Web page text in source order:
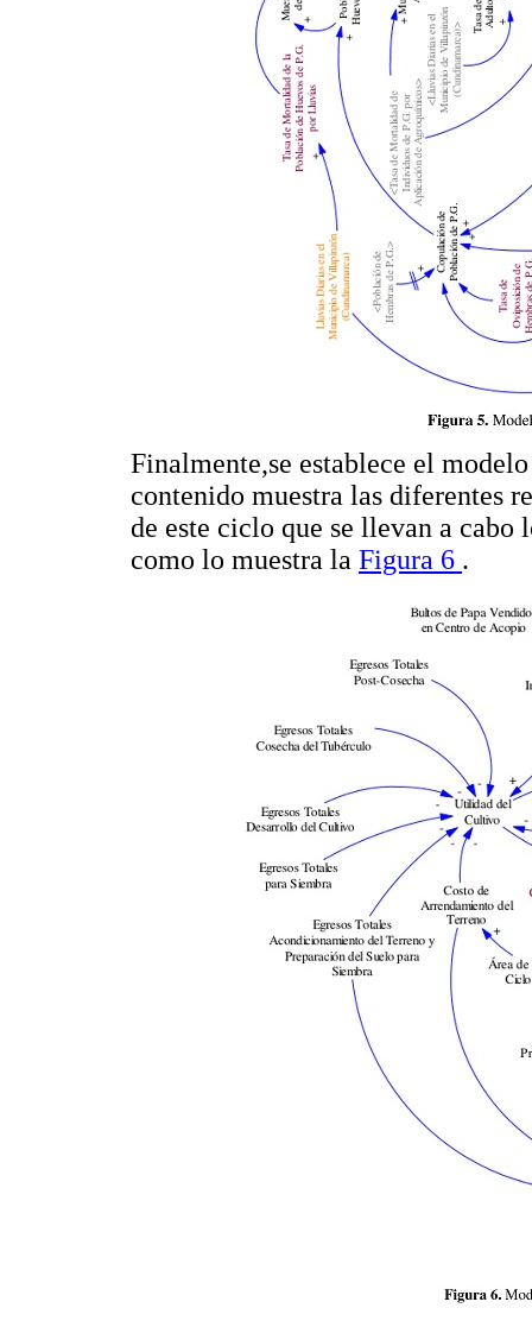
Finalmente,se establece el
contenido muestra las diferentes
de este ciclo que se llevan a cabo
como lo muestra la Figura 6 .